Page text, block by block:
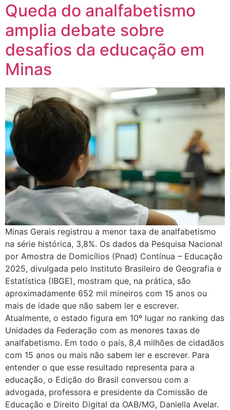
Queda do analfabetismo
amplia debate sobre
desafios da educação em
Minas
Minas Gerais registrou a menor taxa de analfabetismo
na série histórica, 3,8%. Os dados da Pesquisa Nacional
por Amostra de Domicílios (Pnad) Contínua – Educação
2025, divulgada pelo Instituto Brasileiro de Geografia e
Estatística (IBGE), mostram que, na prática, são
aproximadamente 652 mil mineiros com 15 anos ou
mais de idade que não sabem ler e escrever.
Atualmente, o estado figura em 10º lugar no ranking das
Unidades da Federação com as menores taxas de
analfabetismo. Em todo o país, 8,4 milhões de cidadãos
com 15 anos ou mais não sabem ler e escrever. Para
entender o que esse resultado representa para a
educação, o Edição do Brasil conversou com a
advogada, professora e presidente da Comissão de
Educação e Direito Digital da OAB/MG, Daniella Avelar.